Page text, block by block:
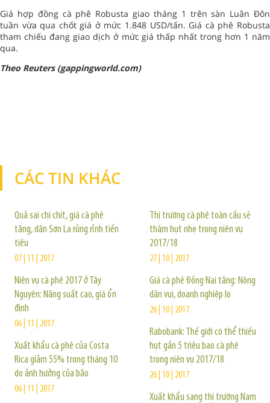
Giá hợp đồng cà phê Robusta giao tháng 1 trên sàn Luân Đôn
tuần vừa qua chốt giá ở mức 1.848 USD/tấn. Giá cà phê Robusta
tham chiếu đang giao dịch ở mức giá thấp nhất trong hơn 1 năm
qua.
Theo Reuters (gappingworld.com)
CÁC TIN KHÁC
Quả sai chi chít, giá cà phê
tăng, dân Sơn La rủng rỉnh tiền
tiêu
07 | 11 | 2017
Niên vụ cà phê 2017 ở Tây
Nguyên: Năng suất cao, giá ổn
định
06 | 11 | 2017
Xuất khẩu cà phê của Costa
Rica giảm 55% trong tháng 10
do ảnh hưởng của bão
06 | 11 | 2017
Thị trường cà phê toàn cầu sẽ
thâm hụt nhẹ trong niên vụ
2017/18
27 | 10 | 2017
Giá cà phê Đồng Nai tăng: Nông
dân vui, doanh nghiệp lo
26 | 10 | 2017
Rabobank: Thế giới có thể thiếu
hụt gần 5 triệu bao cà phê
trong niên vụ 2017/18
26 | 10 | 2017
Xuất khẩu sang thị trường Nam